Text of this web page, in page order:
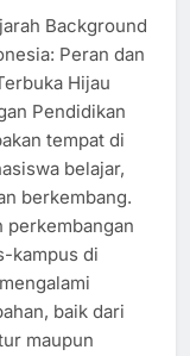
Background
Peran dan
Hijau
Pendidikan
tempat di
belajar,
berkembang.
perkembangan
kampus di
baik dari
maupun